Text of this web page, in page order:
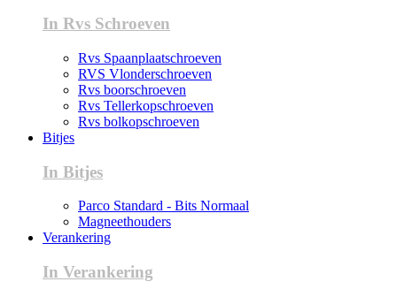
In Rvs Schroeven
Rvs Spaanplaatschroeven
RVS Vlonderschroeven
Rvs boorschroeven
Rvs Tellerkopschroeven
Rvs bolkopschroeven
Bitjes
In Bitjes
Parco Standard - Bits Normaal
Magneethouders
Verankering
In Verankering